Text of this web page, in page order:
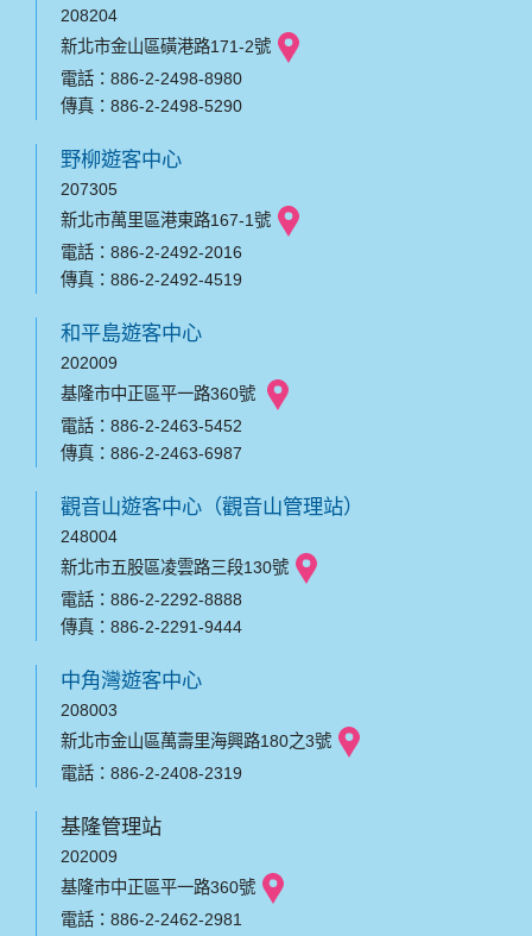
208204
新北市金山區磺港路171-2號
電話：886-2-2498-8980
傳真：886-2-2498-5290
野柳遊客中心
207305
新北市萬里區港東路167-1號
電話：886-2-2492-2016
傳真：886-2-2492-4519
和平島遊客中心
202009
基隆市中正區平一路360號
電話：886-2-2463-5452
傳真：886-2-2463-6987
觀音山遊客中心（觀音山管理站）
248004
新北市五股區凌雲路三段130號
電話：886-2-2292-8888
傳真：886-2-2291-9444
中角灣遊客中心
208003
新北市金山區萬壽里海興路180之3號
電話：886-2-2408-2319
基隆管理站
202009
基隆市中正區平一路360號
電話：886-2-2462-2981